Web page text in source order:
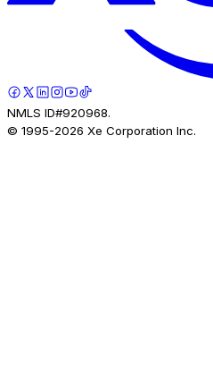
NMLS ID#920968.
© 1995-2026 Xe Corporation Inc.